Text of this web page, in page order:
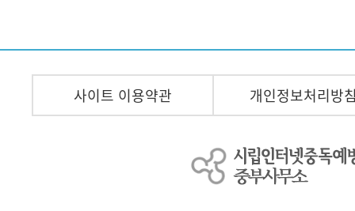
사이트 이용약관 개인정보처리방